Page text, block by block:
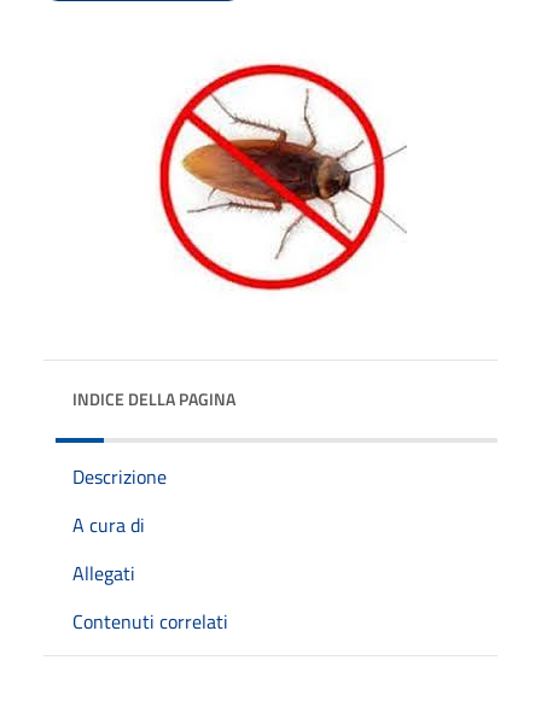
INDICE DELLA PAGINA
Descrizione
A cura di
Allegati
Contenuti correlati